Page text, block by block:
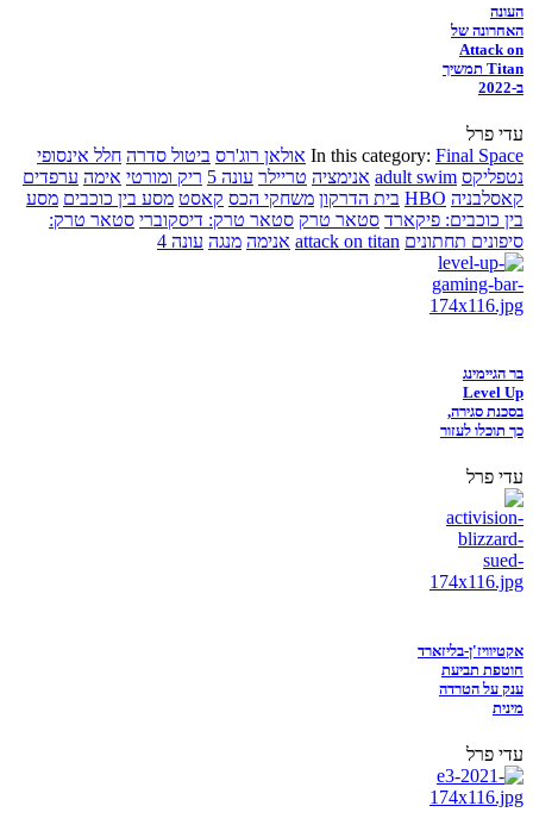
העונה
האחרונה של
Attack on
Titan תמשיך
ב-2022
עדי פרל
In this category: Final Space אולאן רוג'רס ביטול סדרה חלל אינסופי
נטפליקס adult swim אנימציה טריילר עונה 5 ריק ומורטי אימה ערפדים
קאסלבניה HBO בית הדרקון משחקי הכס קאסט מסע בין כוכבים מסע
בין כוכבים: פיקארד סטאר טרק סטאר טרק: דיסקוברי סטאר טרק:
סיפונים תחתונים attack on titan אנימה מנגה עונה 4
בר הגיימינג
Level Up
בסכנת סגירה,
כך תוכלו לעזור
עדי פרל
אקטיוויז'ן-בליזארד
חוטפת תביעת
ענק על הטרדה
מינית
עדי פרל